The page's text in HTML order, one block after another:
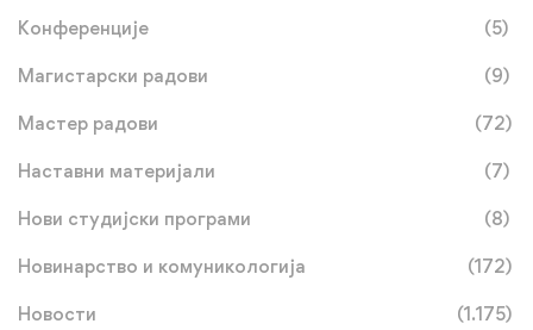
Конференције (5)
Магистарски радови (9)
Мастер радови (72)
Наставни материјали (7)
Нови студијски програми (8)
Новинарство и комуникологија (172)
Новости (1.175)